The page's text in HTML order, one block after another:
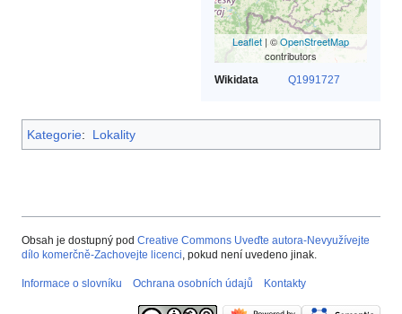
Leaflet | ©OpenStreetMap
contributors
Wikidata Q1991727
Kategorie: Lokality
Obsah je dostupný pod Creative Commons Uveďte autora-Nevyužívejte
dílo komerčně-Zachovejte licenci, pokud není uvedeno jinak.
Informace o slovníku Ochrana osobních údajů Kontakty